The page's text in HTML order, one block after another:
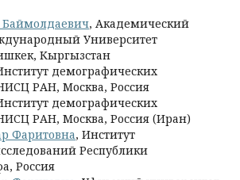
, Академический
Университет
Кыргызстан
демографических
РАН, Москва, Россия
демографических
РАН, Москва, Россия (Иран)
Фаритовна, Институт
Республики
Россия